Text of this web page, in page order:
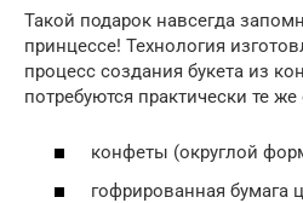
Такой подарок навсегда
принцессе! Технология
процесс создания букета из
потребуются практически те
конфеты (округлой
гофрированная бумага